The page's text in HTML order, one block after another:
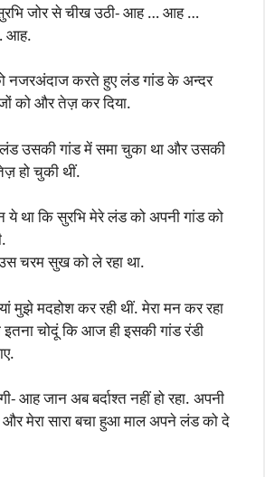
सुरभि जोर से चीख उठी- आह … आह …
आह.
नजरअंदाज करते हुए लंड गांड के अन्दर
को और तेज़ कर दिया.
लंड उसकी गांड में समा चुका था और उसकी
हो चुकी थीं.
ये था कि सुरभि मेरे लंड को अपनी गांड को
चरम सुख को ले रहा था.
मुझे मदहोश कर रही थीं. मेरा मन कर रहा
चोदूं कि आज ही इसकी गांड रंडी
आह जान अब बर्दाश्त नहीं हो रहा. अपनी
और मेरा सारा बचा हुआ माल अपने लंड को दे